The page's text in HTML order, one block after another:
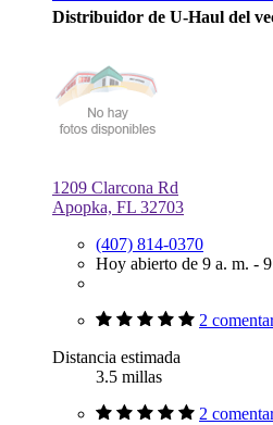
Distribuidor de U-Haul del
1209 Clarcona Rd
Apopka, FL 32703
(407) 814-0370
Hoy abierto de 9 a. m. -
2
Distancia estimada
3.5 millas
2